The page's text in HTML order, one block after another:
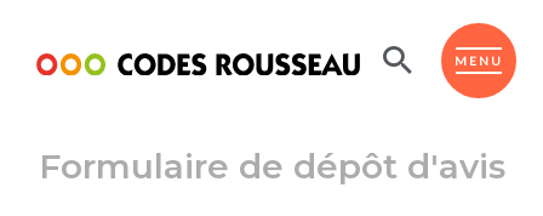
MENU
ESPACE ÉLÈVE
Formulaire de dépôt d'avis